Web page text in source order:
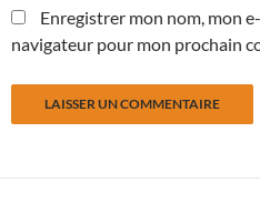
Enregistrer mon nom, mon
navigateur pour mon prochain